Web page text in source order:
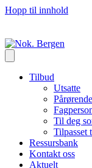
Hopp til innhold
Tilbud
Utsatte
Pårørende
Til deg
Tilpasset
Ressursbank
Kontakt oss
Aktuelt